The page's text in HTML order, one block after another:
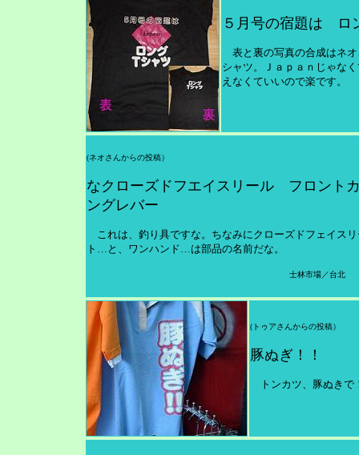
５月号の宿題は ロ
表と裏の写真の合成はネオ
シャツ。Ｊａｐａｎじゃな
えなくていいので楽です。
(ネオさんからの投稿）
なクローズドフエイスリール フロント
ングレバー
これは、釣り具ですな。ちなみにクローズドフェイス
ト…と、ワンハンド…は部品の名前だな。
士林市場／台北
(トゥアさんからの投稿）
豚ぬぎ！！
トンカツ、豚ぬきで